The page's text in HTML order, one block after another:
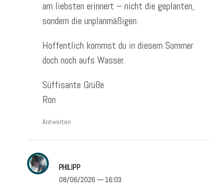
am liebsten erinnert – nicht die geplanten,
sondern die unplanmäßigen.
Hoffentlich kommst du in diesem Sommer
doch noch aufs Wasser.
Süffisante Grüße
Ron
Antworten
PHILIPP
08/06/2026— 16:03